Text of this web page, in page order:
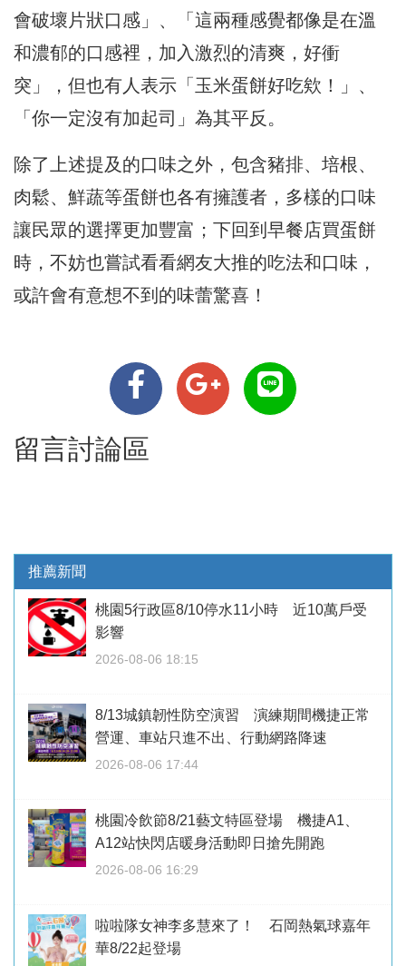
會破壞片狀口感」、「這兩種感覺都像是在溫
和濃郁的口感裡，加入激烈的清爽，好衝
突」，但也有人表示「玉米蛋餅好吃欸！」、
「你一定沒有加起司」為其平反。
除了上述提及的口味之外，包含豬排、培根、
肉鬆、鮮蔬等蛋餅也各有擁護者，多樣的口味
讓民眾的選擇更加豐富；下回到早餐店買蛋餅
時，不妨也嘗試看看網友大推的吃法和口味，
或許會有意想不到的味蕾驚喜！
留言討論區
推薦新聞
桃園5行政區8/10停水11小時 近10萬戶受
影響
2026-08-06 18:15
8/13城鎮韌性防空演習 演練期間機捷正常
營運、車站只進不出、行動網路降速
2026-08-06 17:44
桃園冷飲節8/21藝文特區登場 機捷A1、
A12站快閃店暖身活動即日搶先開跑
2026-08-06 16:29
啦啦隊女神李多慧來了！ 石岡熱氣球嘉年
華8/22起登場